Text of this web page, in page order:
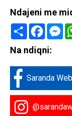
Ndajeni me
Share
Na ndiqni:
Saranda Web